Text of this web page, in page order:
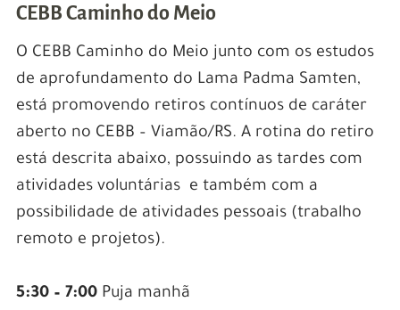
CEBB Caminho do Meio
O CEBB Caminho do Meio junto com os estudos
de aprofundamento do Lama Padma Samten,
está promovendo retiros contínuos de caráter
aberto no CEBB – Viamão/RS. A rotina do retiro
está descrita abaixo, possuindo as tardes com
atividades voluntárias e também com a
possibilidade de atividades pessoais (trabalho
remoto e projetos).
5:30 – 7:00Puja manhã